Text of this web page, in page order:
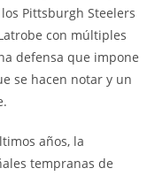
Pittsburgh Steelers
con múltiples
defensa que impone
se hacen notar y un
años, la
tempranas de